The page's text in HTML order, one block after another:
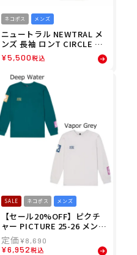
ネコポス メンズ
ニュートラル NEWTRAL メ
ンズ 長袖 ロンT CIRCLE LO
GO LSTEE NT2253040
¥5,500税込
SALE ネコポス メンズ
【セール20%OFF】ピクチ
ャー PICTURE 25-26 メンズ
KAWA LS TEE 長袖 ロンT M
TS1292
¥8,690
¥6,952税込